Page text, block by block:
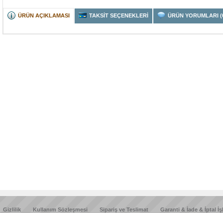
ÜRÜN AÇIKLAMASI TAKSİT SEÇENEKLERİ ÜRÜN YORUMLARI
Gizlilik Kullanım Sözleşmesi Sipariş ve Teslimat Garanti & İade & İptal